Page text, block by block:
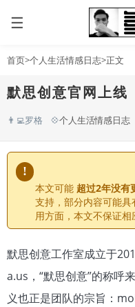
☰
首页>个人生活情感日志>正文
默思创意官网上线
👨‍💻罗格 💠个人生活情感日志
!
本文可能 超过2年没有
支持，部分内容可能
用方面，本文不保证相
默思创意工作室成立于
a.us，“默思创意”的称呼
义也正是团队的宗旨：